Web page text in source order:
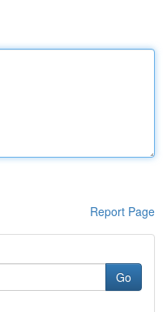
Report Page
Go